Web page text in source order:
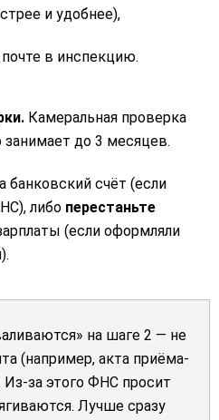
и удобнее),
в инспекцию.
Камеральная проверка
до 3 месяцев.
банковский счёт (если
либо перестаньте
(если оформляли
на шаге 2 — не
(например, акта приёма-
Из-за этого ФНС просит
Лучше сразу